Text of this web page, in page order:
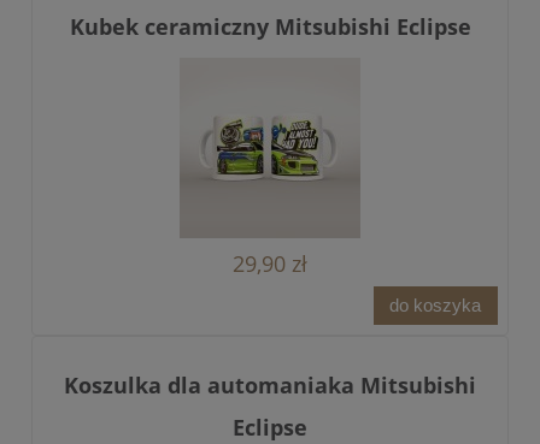
Kubek ceramiczny Mitsubishi Eclipse
29,90 zł
do koszyka
Koszulka dla automaniaka Mitsubishi
Eclipse